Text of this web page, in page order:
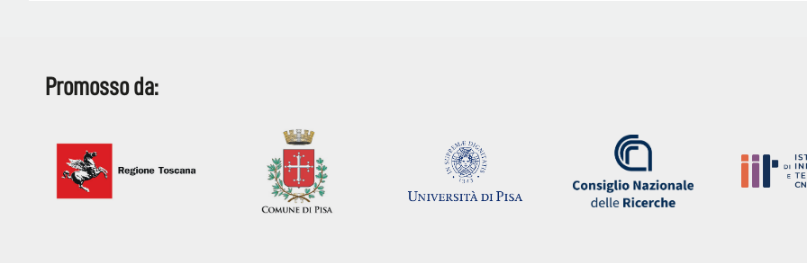
Promosso da: